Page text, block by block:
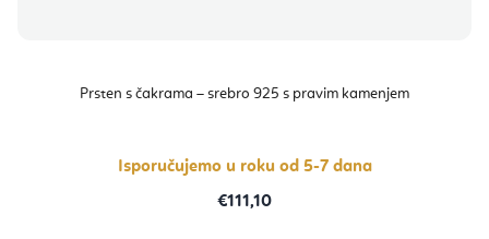
Prsten s čakrama – srebro 925 s pravim kamenjem
Isporučujemo u roku od 5-7 dana
€111,10